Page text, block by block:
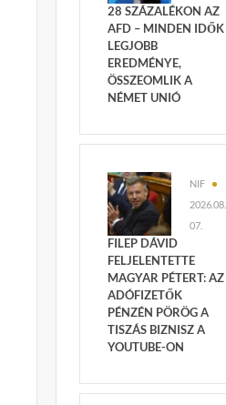
28 SZÁZALÉKON AZ
AFD – MINDEN IDŐK
LEGJOBB
EREDMÉNYE,
ÖSSZEOMLIK A
NÉMET UNIÓ
NIF
2026.08.
07.
FILEP DÁVID
FELJELENTETTE
MAGYAR PÉTERT: AZ
ADÓFIZETŐK
PÉNZÉN PÖRÖG A
TISZÁS BIZNISZ A
YOUTUBE-ON